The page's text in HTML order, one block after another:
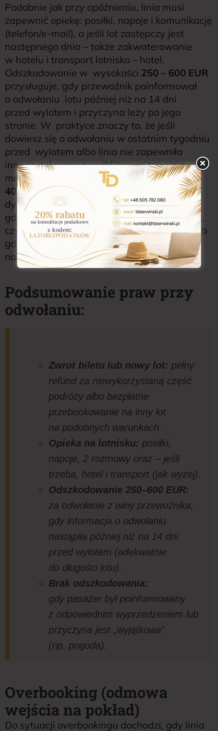
Podobnie jak przy opóźnieniu, linia musi
zapewnić opiekę: posiłki, napoje i komunikację
(telefon/e-mail), a jeśli lot zastępczy jest
następnego dnia – także zakwaterowanie
w hotelu i transport lotnisko – hotel.
Odszkodowanie w wysokości 250 – 600 EUR
przysługuje, gdy przewoźnik poinformował
o odwołaniu lotu później niż na 14 dni
przed wylotem i przyczyna leży po jego
stronie. W praktyce znaczy to, że jeśli
dowiesz się o odwołaniu w ostatnim tygodniu
przed wylotem albo linia nie zapewniła
innego połączenia w zbliżonym terminie,
możesz żądać odszkodowania (najczęściej
400 EURw przypadku lotów średniego
dystansu). Nie dostaniesz rekompensaty,
gdy linia powiadomiła Cię z wyprzedzeniem,
czyli nie później niż 14 dni przed wylotem lub
gdy odwołanie nastąpiło z powodu
nadzwyczajnych okoliczności.
Podsumowanie praw przy
odwołaniu:
Zwrot biletu lub nowy lot: pełny
refund za niewykorzystaną część
podróży albo bezpłatne
przebookowanie na inny lot
na podobnych warunkach.
Opieka na lotnisku: posiłki,
napoje, 2 rozmowy oraz – jeśli
trzeba, hotel i transport (jak wyżej).
Odszkodowanie 250–600 EUR:
za odwołanie z winy przewoźnika,
gdy informacja o odwołaniu
nastąpiła później niż na 14 dni
przed wylotem (adekwatnie
do długości lotu).
Brak odszkodowania:
gdy pasażer był poinformowany
z odpowiednim wyprzedzeniem lub
przyczyna jest „wyjątkowa”
(np. pogoda).
Overbooking (odmowa
wejścia na pokład)
Do sytuacji overbookingu dochodzi, gdy linia